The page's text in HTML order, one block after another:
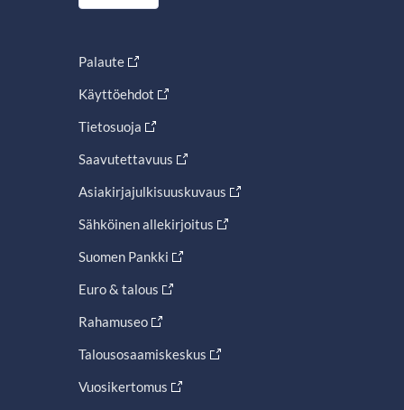
Palaute
Käyttöehdot
Tietosuoja
Saavutettavuus
Asiakirjajulkisuuskuvaus
Sähköinen allekirjoitus
Suomen Pankki
Euro & talous
Rahamuseo
Talousosaamiskeskus
Vuosikertomus